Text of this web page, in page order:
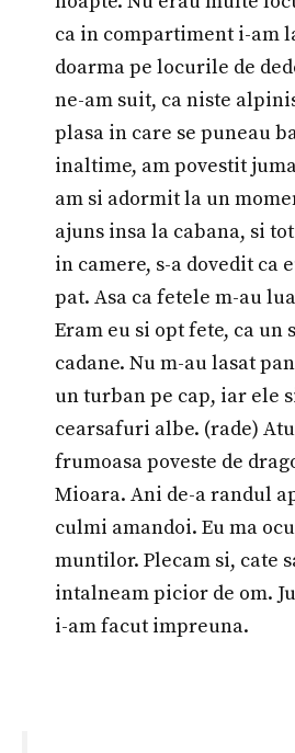
ca in compartiment i-am
doarma pe locurile de
ne-am suit, ca niste
plasa in care se puneau
inaltime, am povestit
am si adormit la un
ajuns insa la cabana, si
in camere, s-a dovedit ca
pat. Asa ca fetele m-au
Eram eu si opt fete, ca un
cadane. Nu m-au lasat
un turban pe cap, iar ele
cearsafuri albe. (rade)
frumoasa poveste de
Mioara. Ani de-a randul
culmi amandoi. Eu ma
muntilor. Plecam si, cate
intalneam picior de om.
i-am facut impreuna.